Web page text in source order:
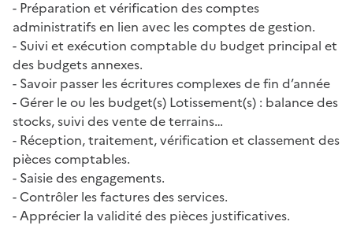
- Préparation et vérification des comptes
administratifs en lien avec les comptes de gestion.
- Suivi et exécution comptable du budget principal et
des budgets annexes.
- Savoir passer les écritures complexes de fin d’année
- Gérer le ou les budget(s) Lotissement(s) : balance des
stocks, suivi des vente de terrains…
- Réception, traitement, vérification et classement des
pièces comptables.
- Saisie des engagements.
- Contrôler les factures des services.
- Apprécier la validité des pièces justificatives.